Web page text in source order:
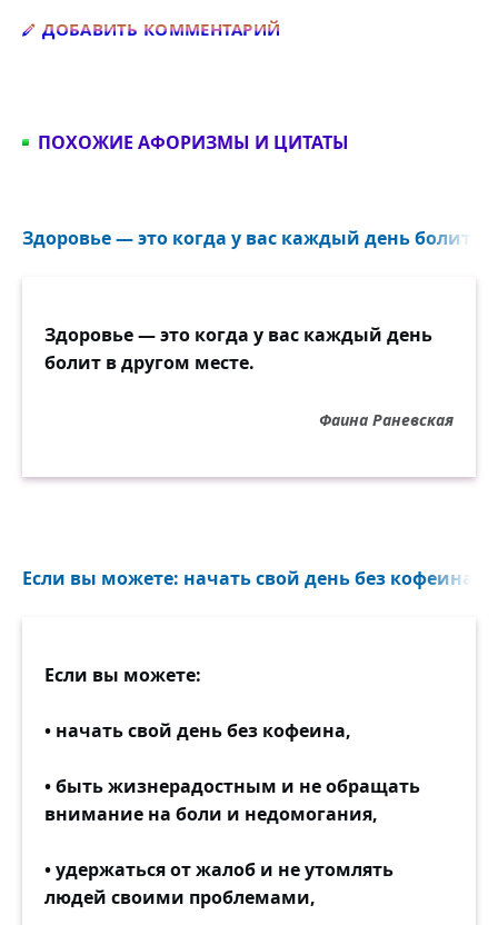
ДОБАВИТЬ КОММЕНТАРИЙ
ПОХОЖИЕ АФОРИЗМЫ И ЦИТАТЫ
Здоровье — это когда у вас каждый день болит в
Здоровье — это когда у вас каждый день
болит в другом месте.
Фаина Раневская
Если вы можете: начать свой день без кофеина,
Если вы можете:
• начать свой день без кофеина,
• быть жизнерадостным и не обращать
внимание на боли и недомогания,
• удержаться от жалоб и не утомлять
людей своими проблемами,